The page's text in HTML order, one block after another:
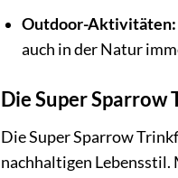
Outdoor-Aktivitäten:
auch in der Natur
Die Super Sparrow
Die Super Sparrow
nachhaltigen Lebensstil.